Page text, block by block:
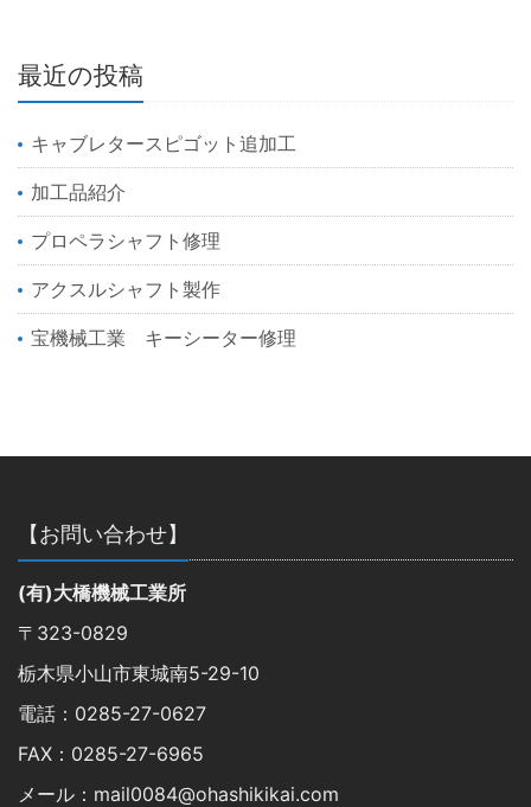
最近の投稿
キャブレタースピゴット追加工
加工品紹介
プロペラシャフト修理
アクスルシャフト製作
宝機械工業 キーシーター修理
【お問い合わせ】
(有)大橋機械工業所
〒323-0829
栃木県小山市東城南5-29-10
電話：0285-27-0627
FAX：0285-27-6965
メール：mail0084@ohashikikai.com